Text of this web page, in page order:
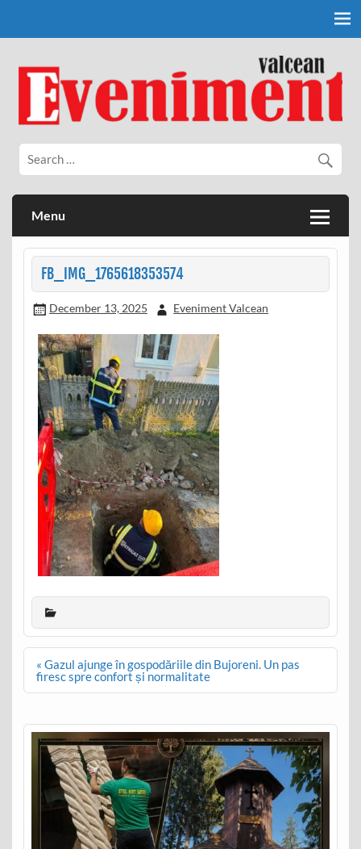
Eveniment Valcean
Menu
FB_IMG_1765618353574
December 13, 2025 Eveniment Valcean
Post
navigation
« Gazul ajunge în gospodăriile din Bujoreni. Un pas
firesc spre confort și normalitate